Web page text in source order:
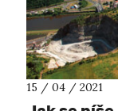
15 / 04 / 2021